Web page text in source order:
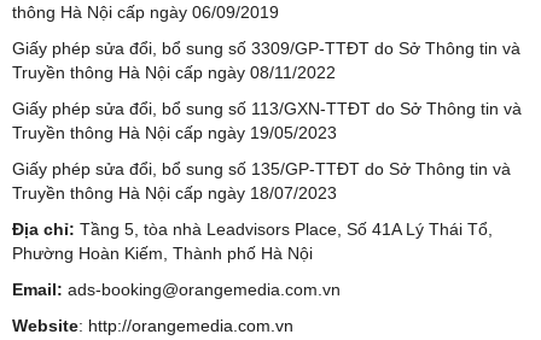
thông Hà Nội cấp ngày 06/09/2019
Giấy phép sửa đổi, bổ sung số 3309/GP-TTĐT do Sở Thông tin và
Truyền thông Hà Nội cấp ngày 08/11/2022
Giấy phép sửa đổi, bổ sung số 113/GXN-TTĐT do Sở Thông tin và
Truyền thông Hà Nội cấp ngày 19/05/2023
Giấy phép sửa đổi, bổ sung số 135/GP-TTĐT do Sở Thông tin và
Truyền thông Hà Nội cấp ngày 18/07/2023
Địa chỉ: Tầng 5, tòa nhà Leadvisors Place, Số 41A Lý Thái Tổ,
Phường Hoàn Kiếm, Thành phố Hà Nội
Email: ads-booking@orangemedia.com.vn
Website: http://orangemedia.com.vn